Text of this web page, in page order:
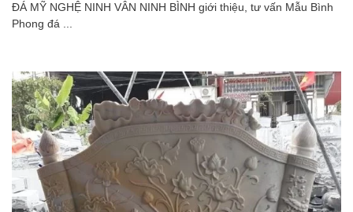
ĐÁ MỸ NGHỆ NINH VÂN NINH BÌNH giới thiệu, tư vấn Mẫu Bình
Phong đá ...